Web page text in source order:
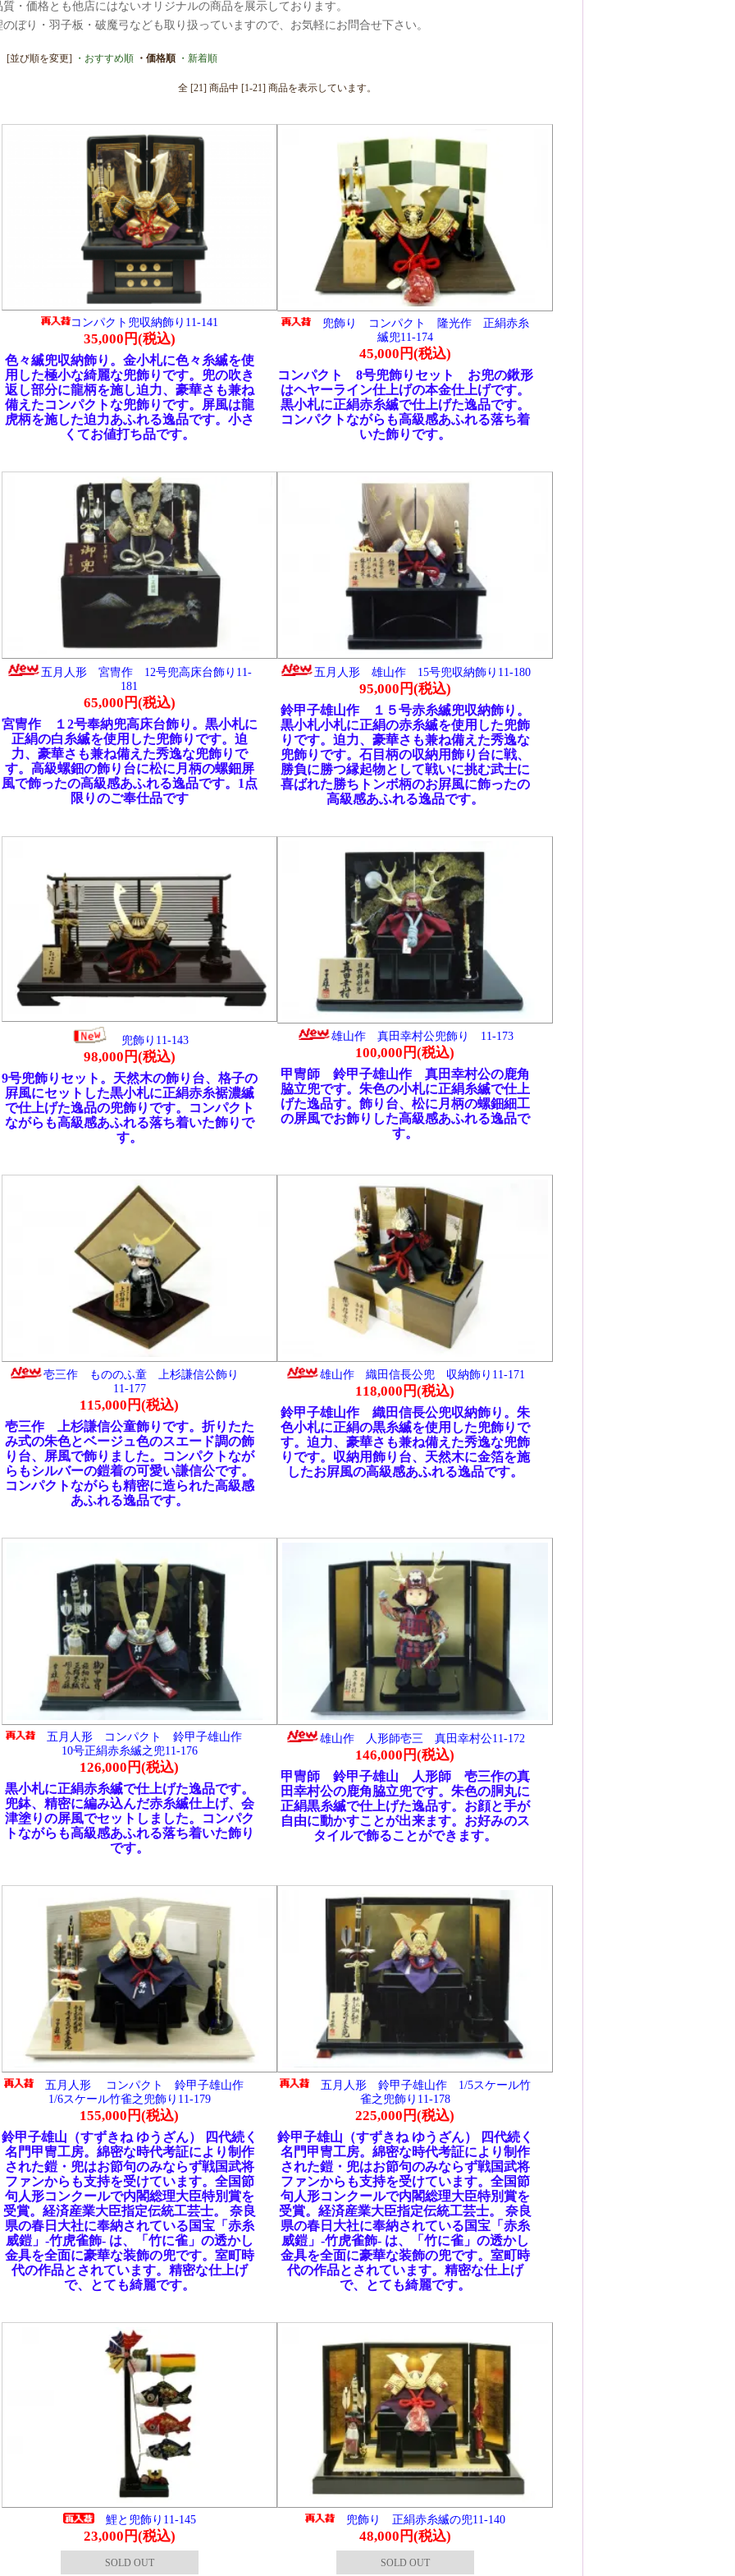
全 [21] 商品中 [1-21] 商品を表示しています。
コンパクト兜収納飾り11-141
飾り。金小札に色々糸縅を使
綺麗な兜飾りです。兜の吹き
柄を施し迫力、豪華さも兼ね
クトな兜飾りです。屏風は龍
迫力あふれる逸品です。小さ
てお値打ち品です。
兜飾り コンパクト 隆光作 正絹赤糸
コンパクト 8号兜飾りセット お兜の鍬形
はヘヤーライン仕上げの本金仕上げです。
黒小札に正絹赤糸縅で仕上げた逸品です。
コンパクトながらも高級感あふれる落ち着
形 宮冑作 12号兜高床台飾り11-
65,000円(税込)
奉納兜高床台飾り。黒小札に
縅を使用した兜飾りです。迫
も兼ね備えた秀逸な兜飾りで
の飾り台に松に月柄の螺鈿屏
高級感あふれる逸品です。1点
限りのご奉仕品です
五月人形 雄山作 15号兜収納飾り11-180
鈴甲子雄山作 １５号赤糸縅兜収納飾り。
黒小札小札に正絹の赤糸縅を使用した兜飾
りです。迫力、豪華さも兼ね備えた秀逸な
兜飾りです。石目柄の収納用飾り台に戦、
勝負に勝つ縁起物として戦いに挑む武士に
喜ばれた勝ちトンボ柄のお屛風に飾ったの
高級感あふれる逸品です。
兜飾り11-143
ット。天然木の飾り台、格子の
感あふれる落ち着いた飾りで
す。
雄山作 真田幸村公兜飾り 11-173
甲冑師 鈴甲子雄山作 真田幸村公の鹿角
げた逸品す。飾り台、松に月柄の螺鈿細工
の屏風でお飾りした高級感あふれる逸品で
もののふ童 上杉謙信公飾り
11-177
115,000円(税込)
謙信公童飾りです。折りたた
ベージュ色のスエード調の飾
がらも精密に造られた高級感
雄山作 織田信長公兜 収納飾り11-171
118,000円(税込)
鈴甲子雄山作 織田信長公兜収納飾り。朱
色小札に正絹の黒糸縅を使用した兜飾りで
形 コンパクト 鈴甲子雄山作
126,000円(税込)
赤糸縅で仕上げた逸品です。
編み込んだ赤糸縅仕上げ、会
でセットしました。コンパク
級感あふれる落ち着いた飾り
です。
雄山作 人形師壱三 真田幸村公11-172
甲冑師 鈴甲子雄山 人形師 壱三作の真
田幸村公の鹿角脇立兜です。朱色の胴丸に
正絹黒糸縅で仕上げた逸品す。お顔と手が
自由に動かすことが出来ます。お好みのス
タイルで飾ることができます。
形 コンパクト 鈴甲子雄山作
ケール竹雀之兜飾り11-179
155,000円(税込)
。綿密な時代考証により制作
はお節句のみならず戦国武将
支持を受けています。全国節
ールで内閣総理大臣特別賞を
業大臣指定伝統工芸士。 奈良
に奉納されている国宝「赤糸
雀飾- は、「竹に雀」の透かし
豪華な装飾の兜です。室町時
されています。精密な仕上げ
、とても綺麗です。
五月人形 鈴甲子雄山作 1/5スケール竹
225,000円(税込)
鈴甲子雄山（すずきね ゆうざん） 四代続く
名門甲冑工房。綿密な時代考証により制作
された鎧・兜はお節句のみならず戦国武将
ファンからも支持を受けています。全国節
句人形コンクールで内閣総理大臣特別賞を
受賞。経済産業大臣指定伝統工芸士。 奈良
県の春日大社に奉納されている国宝「赤糸
威鎧」-竹虎雀飾- は、「竹に雀」の透かし
金具を全面に豪華な装飾の兜です。室町時
代の作品とされています。精密な仕上げ
で、とても綺麗です。
鯉と兜飾り11-145
23,000円(税込)
SOLD OUT
西陣織ちりめんで仕上げてお
も付いておりコンパクトな飾
兜飾り 正絹赤糸縅の兜11-140
48,000円(税込)
SOLD OUT
号兜飾りセット。お兜の鍬形はヘヤーライ
ン仕上げの本金仕上げです。黒小札に正絹
赤糸縅で仕上げた逸品です。お値段安いな
がらも高級感あふれる落ち着いた飾りで
す。
形 コンパクト 隆光作 6号正絹
号兜飾りセット。お兜の鍬形は
金仕上げです。金小札に正絹
仕上げた逸品です。コンパク
級感あふれる落ち着いた飾り
兜飾り欅飾り11-142
8号兜飾りセット。欅の飾り台、屛風にセッ
トした黒小札に正絹赤糸縅で仕上げた逸品
の兜飾りです。お値段安いながらも高級感
あふれる落ち着いた飾りです。